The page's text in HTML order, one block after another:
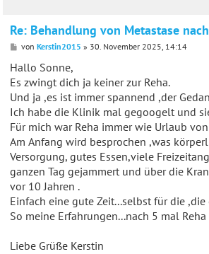
Re: Behandlung von Metastase
B
i
r
a
von Kerstin2015 » 30. November 2025, 14:14
Hallo Sonne,
Es zwingt dich ja keiner zur Reha.
Und ja ,es ist immer spannend ,der
Ich habe die Klinik mal gegoogelt und
Für mich war Reha immer wie Urlaub
Am Anfang wird besprochen ,was
Versorgung, gutes Essen,viele
ganzen Tag gejammert und über die
vor 10 Jahren .
Einfach eine gute Zeit...selbst für die
So meine Erfahrungen...nach 5 mal
Liebe Grüße Kerstin